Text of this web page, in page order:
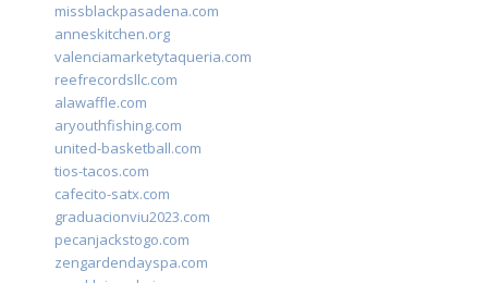
missblackpasadena.com
anneskitchen.org
valenciamarketytaqueria.com
reefrecordsllc.com
alawaffle.com
aryouthfishing.com
united-basketball.com
tios-tacos.com
cafecito-satx.com
graduacionviu2023.com
pecanjackstogo.com
zengardendayspa.com